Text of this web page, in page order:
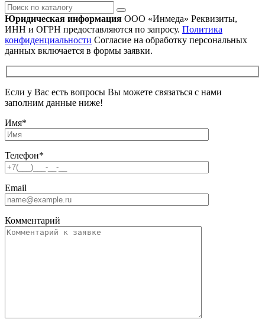
Поиск
по
каталогу
Юридическая информация ООО «Инмеда» Реквизиты,
ИНН и ОГРН предоставляются по запросу. Политика
конфиденциальности Согласие на обработку персональных
данных включается в формы заявки.
Если у Вас есть вопросы Вы можете связаться с нами
заполним данные ниже!
Имя*
Телефон*
Email
Комментарий